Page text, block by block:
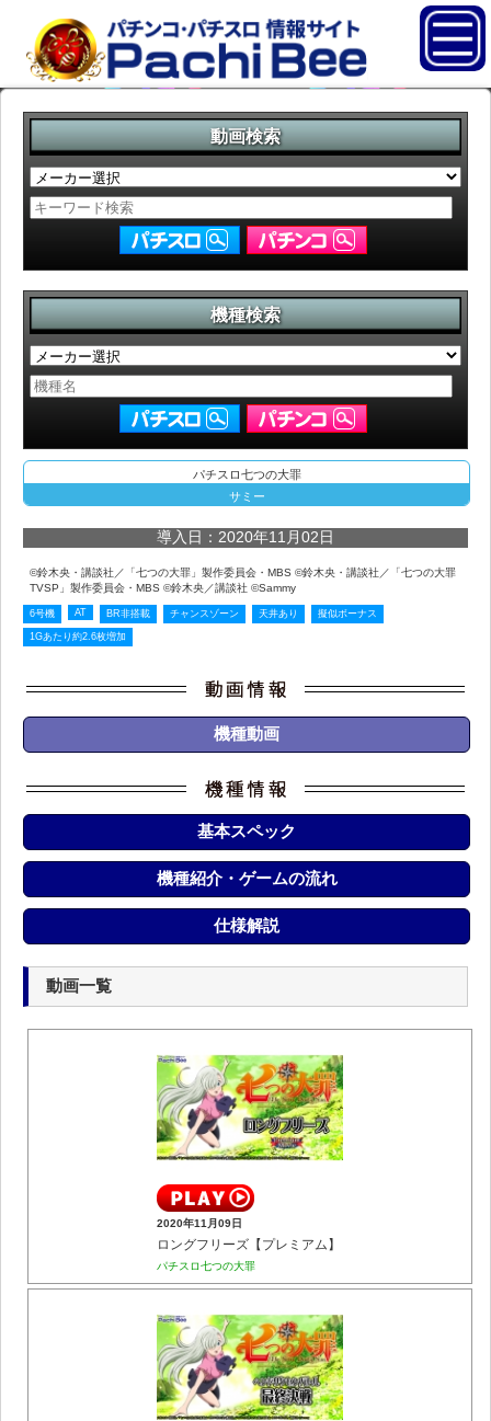
動画検索
機種検索
パチスロ七つの大罪
サミー
導入日：2020年11月02日
©鈴木央・講談社／「七つの大罪」製作委員会・MBS ©鈴木央・講談社／「七つの大罪
TVSP」製作委員会・MBS ©鈴木央／講談社 ©Sammy
6号機 AT BR非搭載 チャンスゾーン 天井あり 擬似ボーナス
1Gあたり約2.6枚増加
機種動画
基本スペック
機種紹介・ゲームの流れ
仕様解説
動画一覧
2020年11月09日
ロングフリーズ【プレミアム】
パチスロ七つの大罪